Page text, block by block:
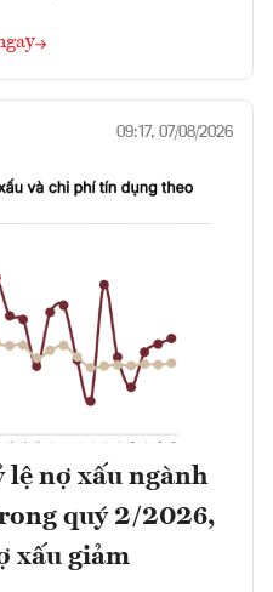
09:17, 07/08/2026
lệ nợ xấu ngành
quý 2/2026,
xấu giảm